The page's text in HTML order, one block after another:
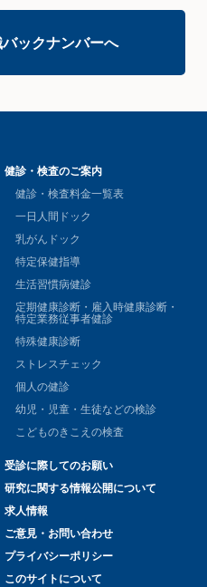
ックナンバーへ
健診・検査のご案内
健診・検査料金一覧表
一日人間ドック
乳がんドック
特定保健指導
生活習慣病健診
定期健康診断・雇入時健康診断・
特定業務従事者健診
特殊健康診断
ストレスチェック
個人の健診
幼児・児童・生徒などの検診
こどものきこえの検査
受診に際してのお願い
研究に関する情報公開について
求人情報
ご意見・お問い合わせ
プライバシーポリシー
このサイトについて